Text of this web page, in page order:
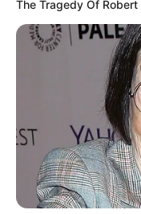
FALE CONOSCO
Mensagem*
The Tragedy Of